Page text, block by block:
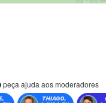
peça ajuda aos moderadores